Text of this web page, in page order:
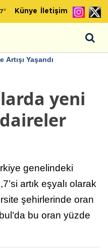
° Künye İletişim
Artışı Yaşandı
yeni
genelindeki
artık eşyalı olarak
şehirlerinde oran
bu oran yüzde